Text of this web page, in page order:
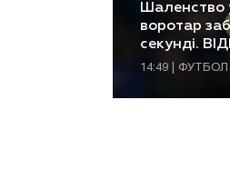
Шаленство
воротар
секунді.
14:49 | ФУТБОЛ